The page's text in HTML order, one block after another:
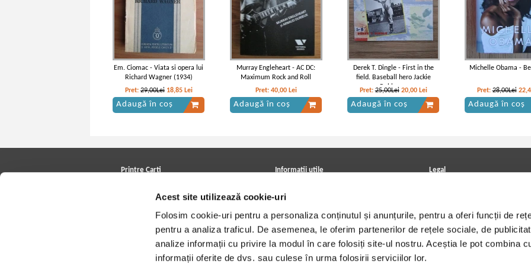
Acest site utilizează cookie-uri
Folosim cookie-uri pentru a personaliza conținutul și anunțurile, pentru a oferi funcții de
pentru a analiza traficul. De asemenea, le oferim partenerilor de rețele sociale, de
analize informații cu privire la modul în care folosiți site-ul nostru. Aceștia le pot combina
informații oferite de dvs. sau culese în urma folosirii serviciilor lor.
Em. Ciomac - Viata si opera lui
Richard Wagner (1934)
Pret: 29,00Lei 18,85 Lei
Adaugă în coș
Murray Engleheart - AC DC:
Maximum Rock and Roll
Pret: 40,00 Lei
Adaugă în coș
Derek T. Dingle - First in the
field. Baseball hero Jackie
Robinson
Pret:25,00Lei 20,00 Lei
Adaugă în coș
Michelle Obama -
Pret:28,00Lei
Adaugă în coș
Printre Carti
Cele mai căutate cărți
Blog Printre Carti
Cărţi sub 5 lei
Cărţi sub 8 lei
Informatii utile
Achizitii viniluri, casete, CD/DVD
Cum cumpar?
Politica de livrare
Retur comenzi
Angajari - Cariere
Legal
Termeni si conditii
Utilizare cookie-uri